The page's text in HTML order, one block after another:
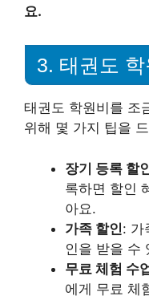
요.
3. 태권도
태권도 학원비를 조
위해 몇 가지 팁을
장기 등록 할
록하면 할인
아요.
가족 할인: 가
인을 받을 수
무료 체험 수
에게 무료 체